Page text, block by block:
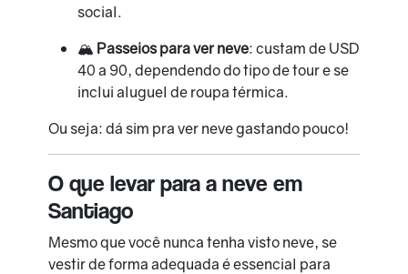
social.
🏔️ Passeios para ver neve: custam de USD
40 a 90, dependendo do tipo de tour e se
inclui aluguel de roupa térmica.
Ou seja: dá sim pra ver neve gastando pouco!
O que levar para a neve em
Santiago
Mesmo que você nunca tenha visto neve, se
vestir de forma adequada é essencial para